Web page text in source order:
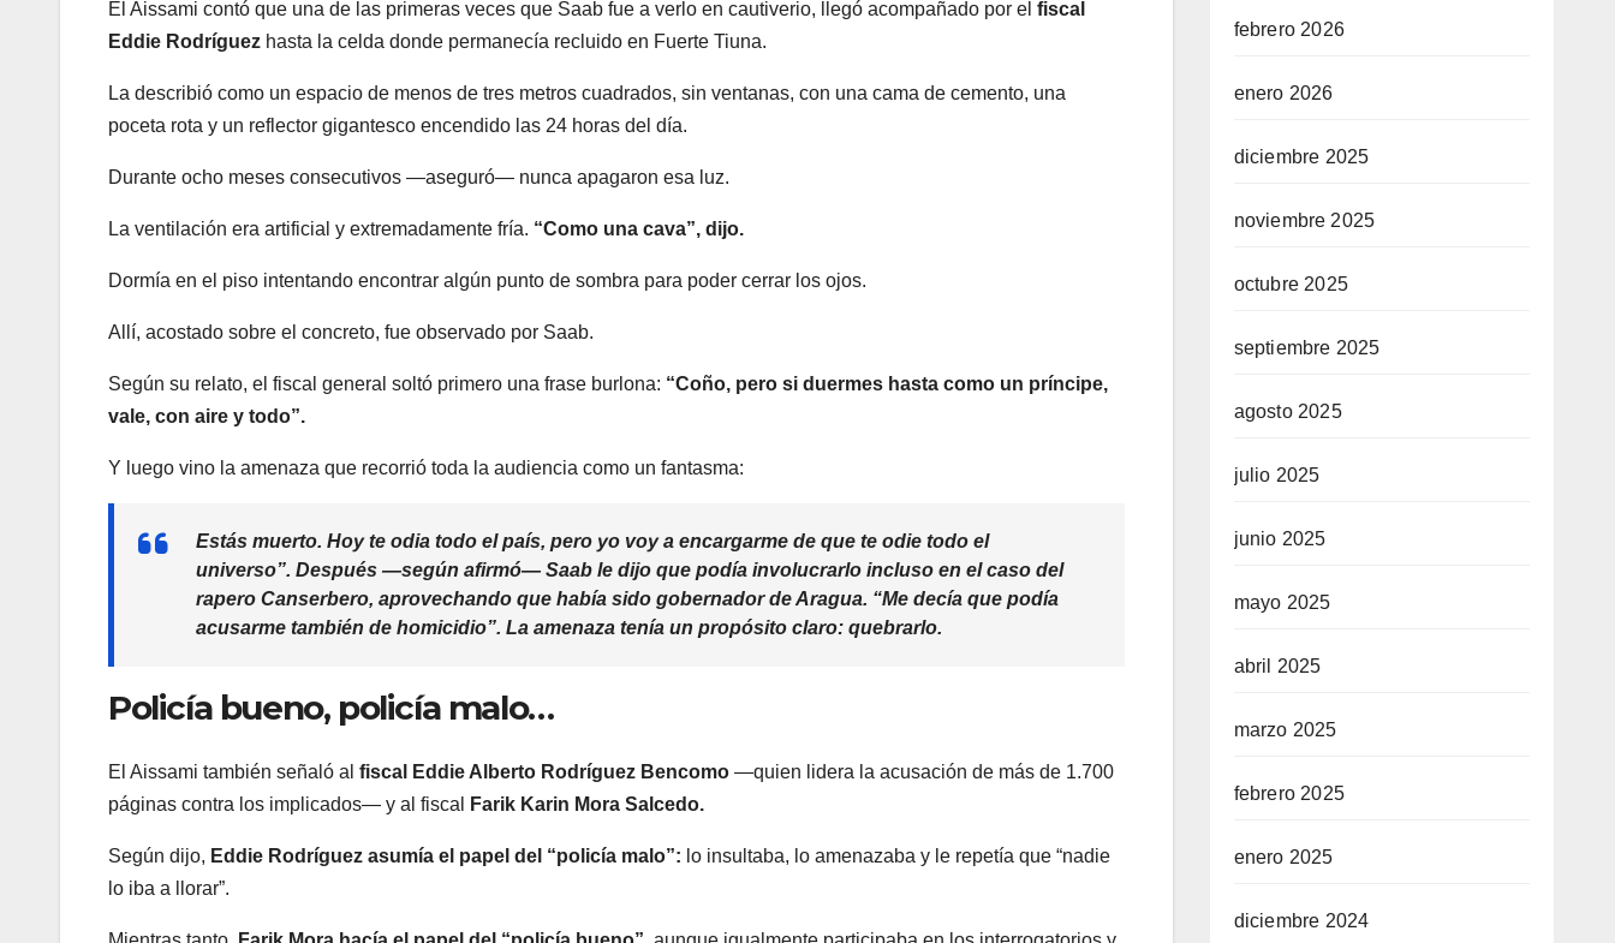
El Aissami contó que una de las primeras veces que Saab fue a verlo en cautiverio, llegó acompañado por el fiscal
Eddie Rodríguez hasta la celda donde permanecía recluido en Fuerte Tiuna.
La describió como un espacio de menos de tres metros cuadrados, sin ventanas, con una cama de cemento, una
poceta rota y un reflector gigantesco encendido las 24 horas del día.
Durante ocho meses consecutivos —aseguró— nunca apagaron esa luz.
La ventilación era artificial y extremadamente fría. “Como una cava”, dijo.
Dormía en el piso intentando encontrar algún punto de sombra para poder cerrar los ojos.
Allí, acostado sobre el concreto, fue observado por Saab.
Según su relato, el fiscal general soltó primero una frase burlona: “Coño, pero si duermes hasta como un príncipe,
vale, con aire y todo”.
Y luego vino la amenaza que recorrió toda la audiencia como un fantasma:
Estás muerto. Hoy te odia todo el país, pero yo voy a encargarme de que te odie todo el
universo”. Después —según afirmó— Saab le dijo que podía involucrarlo incluso en el caso del
rapero Canserbero, aprovechando que había sido gobernador de Aragua. “Me decía que podía
acusarme también de homicidio”. La amenaza tenía un propósito claro: quebrarlo.
Policía bueno, policía malo…
El Aissami también señaló al fiscal Eddie Alberto Rodríguez Bencomo —quien lidera la acusación de más de 1.700
páginas contra los implicados— y al fiscal
Farik Karin Mora Salcedo.
Según dijo, Eddie Rodríguez asumía el papel del “policía malo”: lo insultaba, lo amenazaba y le repetía que “nadie
lo iba a llorar”.
febrero 2026
enero 2026
diciembre 2025
noviembre 2025
octubre 2025
septiembre 2025
agosto 2025
julio 2025
junio 2025
mayo 2025
abril 2025
marzo 2025
febrero 2025
enero 2025
diciembre 2024